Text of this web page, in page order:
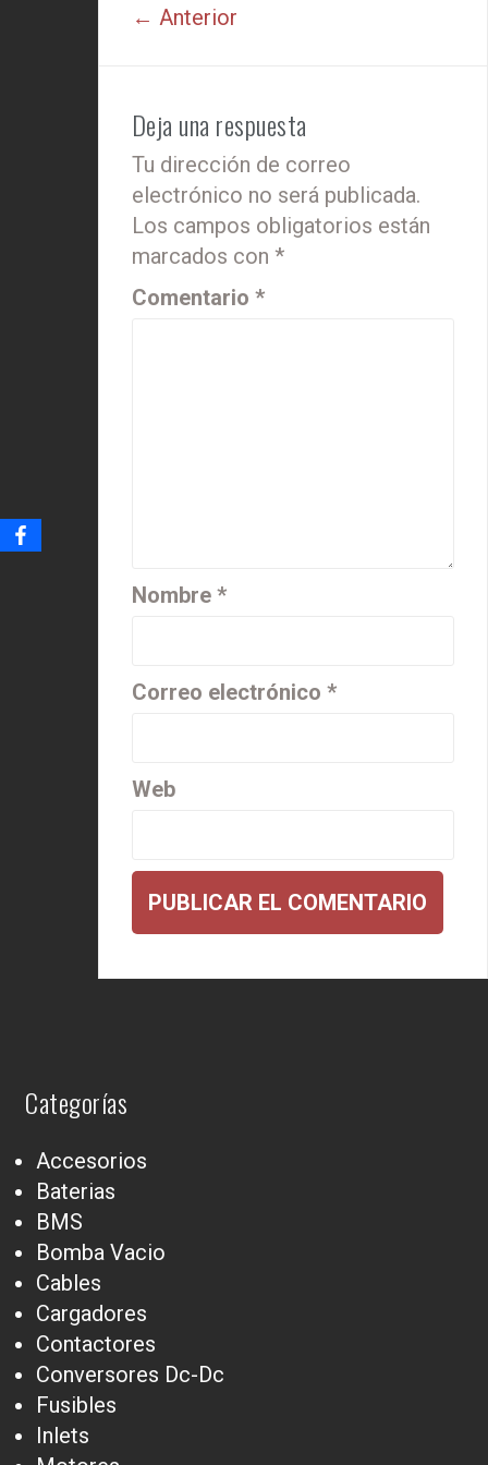
← Anterior
Deja una respuesta
Tu dirección de correo
electrónico no será publicada.
Los campos obligatorios están
marcados con *
Comentario *
Nombre *
Correo electrónico *
Web
Categorías
Accesorios
Baterias
BMS
Bomba Vacio
Cables
Cargadores
Contactores
Conversores Dc-Dc
Fusibles
Inlets